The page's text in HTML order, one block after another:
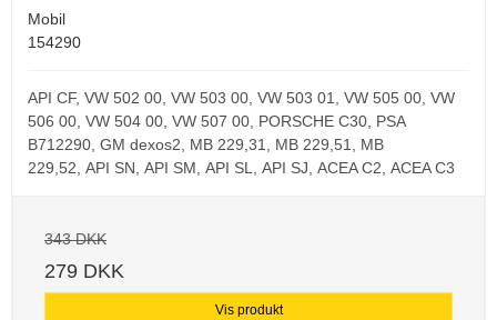
Mobil
154290
API CF, VW 502 00, VW 503 00, VW 503 01, VW 505 00, VW
506 00, VW 504 00, VW 507 00, PORSCHE C30, PSA
B712290, GM dexos2, MB 229,31, MB 229,51, MB
229,52, API SN, API SM, API SL, API SJ, ACEA C2, ACEA C3
343 DKK
279 DKK
Vis produkt